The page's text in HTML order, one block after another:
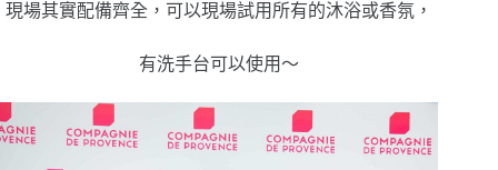
現場其實配備齊全，可以現場試用所有的沐浴或香氛，
有洗手台可以使用～